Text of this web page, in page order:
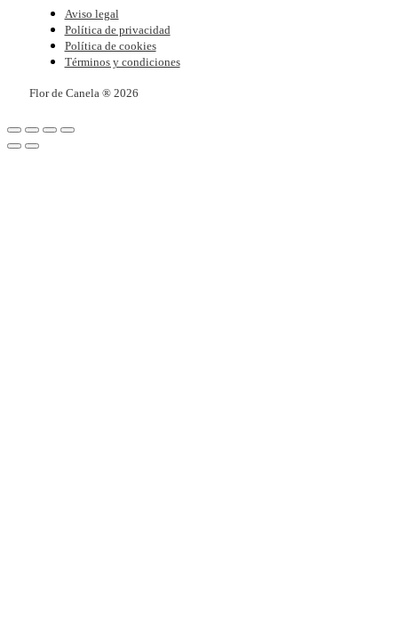
Aviso legal
Política de privacidad
Política de cookies
Términos y condiciones
Flor de Canela ® 2026